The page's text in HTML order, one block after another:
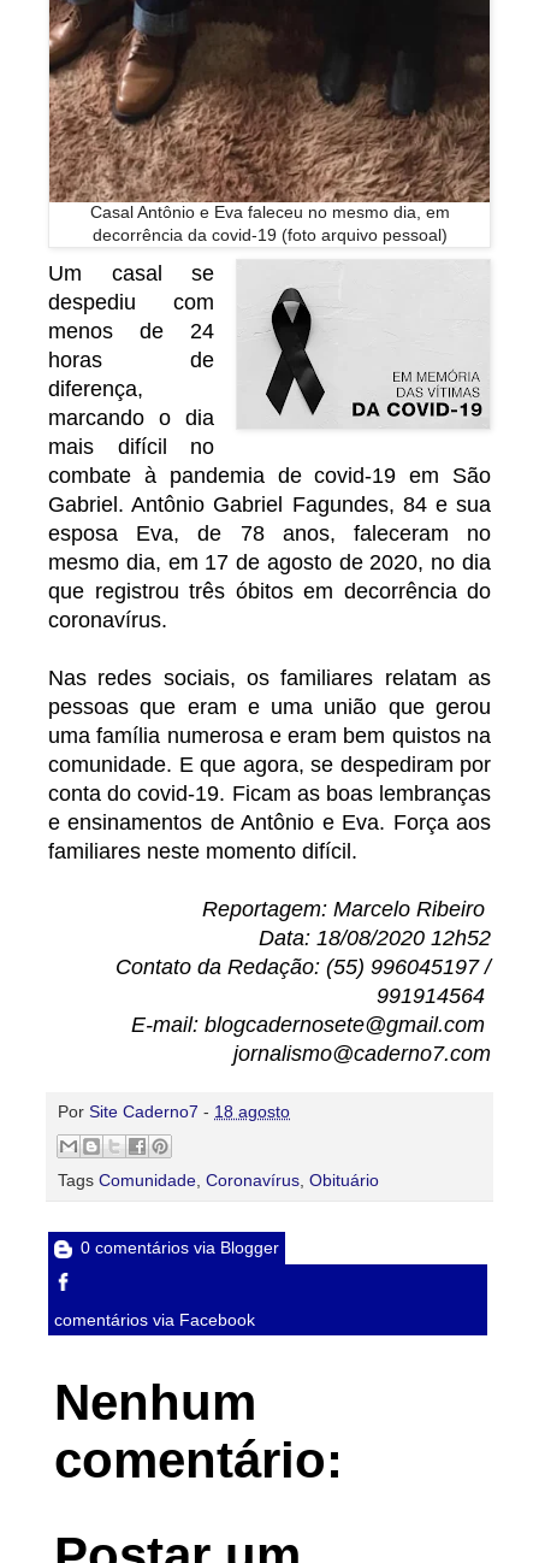
Casal Antônio e Eva faleceu no mesmo dia, em
decorrência da covid-19 (foto arquivo pessoal)
Um casal se
despediu com
menos de 24
horas de
diferença,
marcando o dia
mais difícil no
combate à pandemia de covid-19 em São
Gabriel. Antônio Gabriel Fagundes, 84 e sua
esposa Eva, de 78 anos, faleceram no
mesmo dia, em 17 de agosto de 2020, no dia
que registrou três óbitos em decorrência do
coronavírus.
Nas redes sociais, os familiares relatam as
pessoas que eram e uma união que gerou
uma família numerosa e eram bem quistos na
comunidade. E que agora, se despediram por
conta do covid-19. Ficam as boas lembranças
e ensinamentos de Antônio e Eva. Força aos
familiares neste momento difícil.
Reportagem: Marcelo Ribeiro
Data: 18/08/2020 12h52
Contato da Redação: (55) 996045197 /
991914564
E-mail: blogcadernosete@gmail.com
jornalismo@caderno7.com
Por Site Caderno7 - 18 agosto
Tags Comunidade, Coronavírus, Obituário
0 comentários via Blogger
comentários via Facebook
Nenhum
comentário: